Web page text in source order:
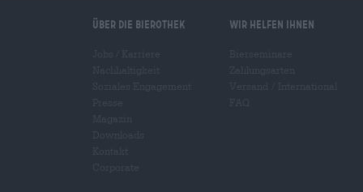
Über die Bierothek Wir helfen Ihnen